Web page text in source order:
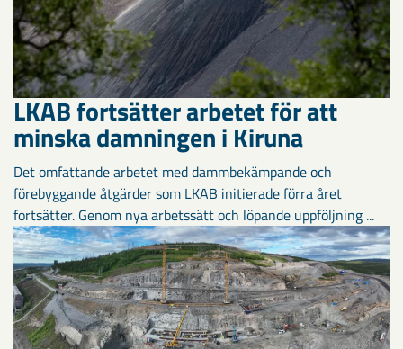
LKAB fortsätter arbetet för att
minska damningen i Kiruna
Det omfattande arbetet med dammbekämpande och
förebyggande åtgärder som LKAB initierade förra året
fortsätter. Genom nya arbetssätt och löpande uppföljning ...